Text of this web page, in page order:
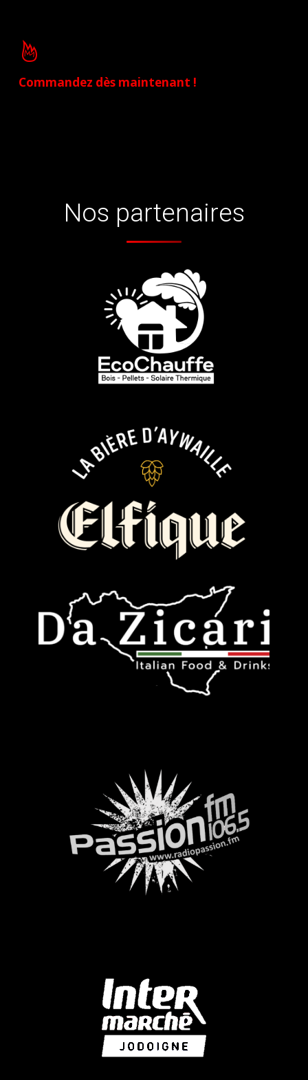
Commandez dès maintenant !
Nos partenaires